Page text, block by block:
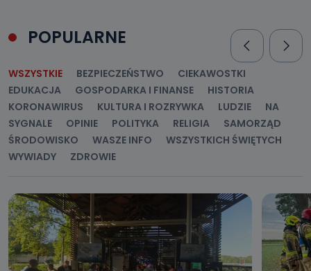
POPULARNE
WSZYSTKIE BEZPIECZEŃSTWO
CIEKAWOSTKI
EDUKACJA
GOSPODARKA I FINANSE
HISTORIA
KORONAWIRUS
KULTURA I ROZRYWKA LUDZIE
NA
SYGNALE
OPINIE POLITYKA RELIGIA
SAMORZĄD
ŚRODOWISKO
WASZE INFO
WSZYSTKICH ŚWIĘTYCH
WYWIADY
ZDROWIE